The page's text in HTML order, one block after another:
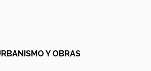
Y OBRAS